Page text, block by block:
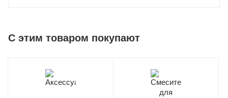
C этим товаром покупают